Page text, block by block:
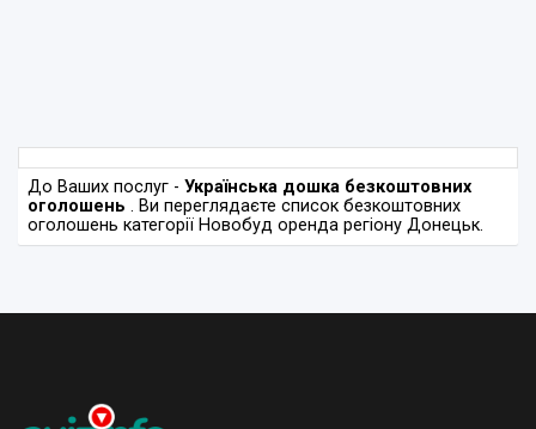
До Ваших послуг - Українська дошка безкоштовних
оголошень . Ви переглядаєте список безкоштовних
оголошень категорії Новобуд оренда регіону Донецьк.